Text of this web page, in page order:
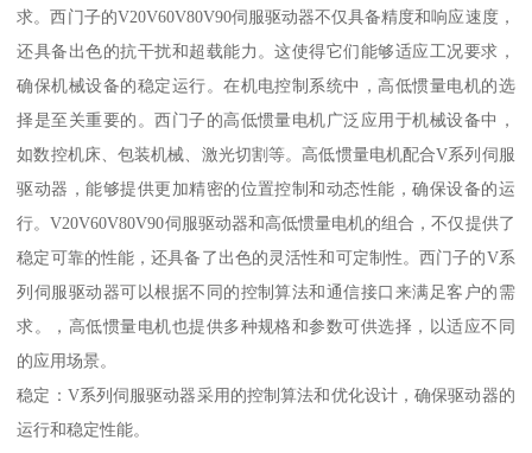
求。西门子的V20V60V80V90伺服驱动器不仅具备精度和响应速度，
还具备出色的抗干扰和超载能力。这使得它们能够适应工况要求，
确保机械设备的稳定运行。在机电控制系统中，高低惯量电机的选
择是至关重要的。西门子的高低惯量电机广泛应用于机械设备中，
如数控机床、包装机械、激光切割等。高低惯量电机配合V系列伺服
驱动器，能够提供更加精密的位置控制和动态性能，确保设备的运
行。V20V60V80V90伺服驱动器和高低惯量电机的组合，不仅提供了
稳定可靠的性能，还具备了出色的灵活性和可定制性。西门子的V系
列伺服驱动器可以根据不同的控制算法和通信接口来满足客户的需
求。，高低惯量电机也提供多种规格和参数可供选择，以适应不同
的应用场景。
稳定：V系列伺服驱动器采用的控制算法和优化设计，确保驱动器的
运行和稳定性能。